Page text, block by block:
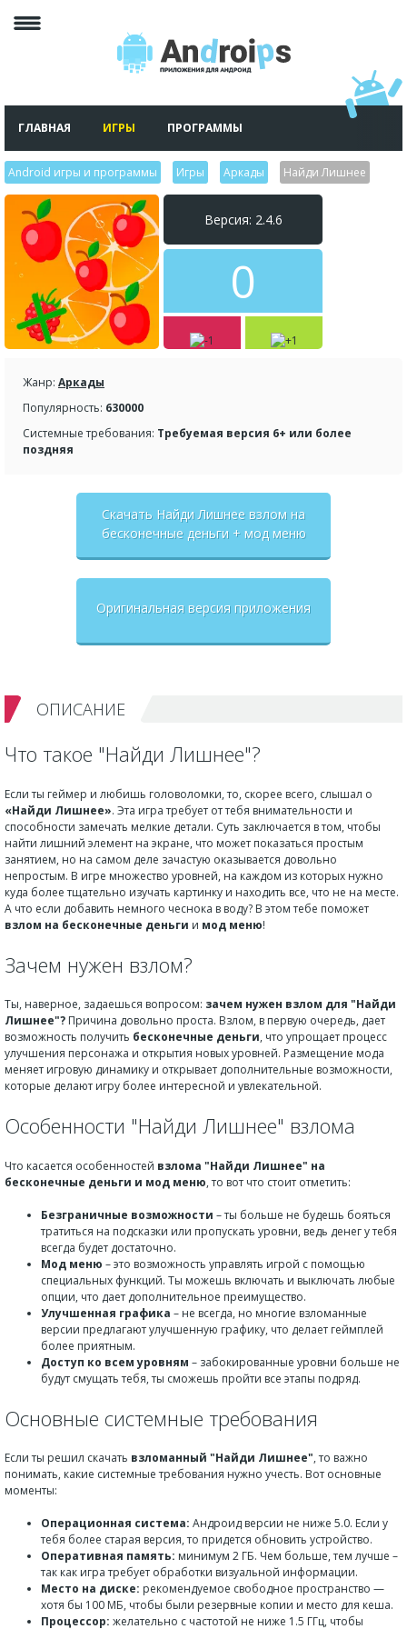
ГЛАВНАЯ ИГРЫ ПРОГРАММЫ
Android игры и программы Игры Аркады Найди Лишнее
Версия: 2.4.6
0
Жанр: Аркады
Популярность: 630000
Системные требования: Требуемая версия 6+ или более
поздняя
Скачать Найди Лишнее взлом на
бесконечные деньги + мод меню
Оригинальная версия приложения
ОПИСАНИЕ
Что такое "Найди Лишнее"?
Если ты геймер и любишь головоломки, то, скорее всего, слышал о
«Найди Лишнее». Эта игра требует от тебя внимательности и
способности замечать мелкие детали. Суть заключается в том, чтобы
найти лишний элемент на экране, что может показаться простым
занятием, но на самом деле зачастую оказывается довольно
непростым. В игре множество уровней, на каждом из которых нужно
куда более тщательно изучать картинку и находить все, что не на месте.
А что если добавить немного чеснока в воду? В этом тебе поможет
взлом на бесконечные деньги и мод меню!
Зачем нужен взлом?
Ты, наверное, задаешься вопросом: зачем нужен взлом для "Найди
Лишнее"? Причина довольно проста. Взлом, в первую очередь, дает
возможность получить бесконечные деньги, что упрощает процесс
улучшения персонажа и открытия новых уровней. Размещение мода
меняет игровую динамику и открывает дополнительные возможности,
которые делают игру более интересной и увлекательной.
Особенности "Найди Лишнее" взлома
Что касается особенностей взлома "Найди Лишнее" на
бесконечные деньги и мод меню, то вот что стоит отметить:
Безграничные возможности – ты больше не будешь бояться
тратиться на подсказки или пропускать уровни, ведь денег у тебя
всегда будет достаточно.
Мод меню – это возможность управлять игрой с помощью
специальных функций. Ты можешь включать и выключать любые
опции, что дает дополнительное преимущество.
Улучшенная графика – не всегда, но многие взломанные
версии предлагают улучшенную графику, что делает геймплей
более приятным.
Доступ ко всем уровням – забокированные уровни больше не
будут смущать тебя, ты сможешь пройти все этапы подряд.
Основные системные требования
Если ты решил скачать взломанный "Найди Лишнее", то важно
понимать, какие системные требования нужно учесть. Вот основные
моменты:
Операционная система: Андроид версии не ниже 5.0. Если у
тебя более старая версия, то придется обновить устройство.
Оперативная память: минимум 2 ГБ. Чем больше, тем лучше –
так как игра требует обработки визуальной информации.
Место на диске: рекомендуемое свободное пространство —
хотя бы 100 МБ, чтобы были резервные копии и место для кеша.
Процессор: желательно с частотой не ниже 1.5 ГГц, чтобы